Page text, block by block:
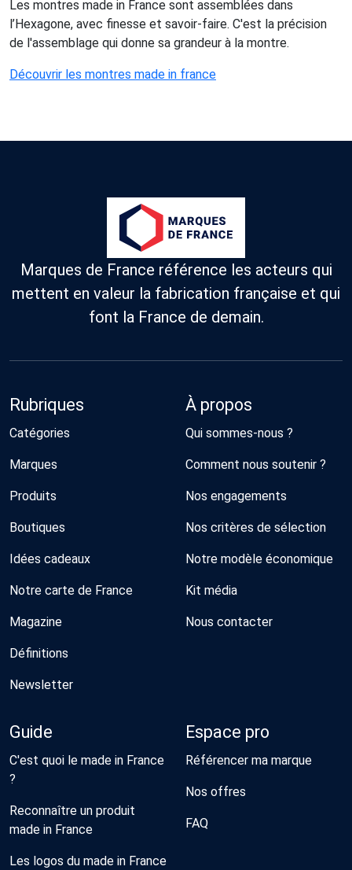
Les montres made in France sont assemblées dans
l’Hexagone, avec finesse et savoir-faire. C'est la précision
de l'assemblage qui donne sa grandeur à la montre.
Découvrir les montres made in france
Marques de France référence les acteurs qui
mettent en valeur la fabrication française et qui
font la France de demain.
Rubriques
Catégories
Marques
Produits
Boutiques
Idées cadeaux
Notre carte de France
Magazine
Définitions
Newsletter
À propos
Qui sommes-nous ?
Comment nous soutenir ?
Nos engagements
Nos critères de sélection
Notre modèle économique
Kit média
Nous contacter
Guide
C'est quoi le made in France
?
Reconnaître un produit
made in France
Les logos du made in France
Espace pro
Référencer ma marque
Nos offres
FAQ